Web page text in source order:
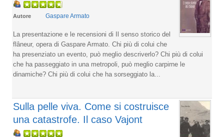
Autore Gaspare Armato
La presentazione e le recensioni di Il senso storico del
flâneur, opera di Gaspare Armato. Chi più di colui che
ha presenziato un evento, può meglio descriverlo? Chi più di colui
che ha passeggiato in una metropoli, può meglio carpirne le
dinamiche? Chi più di colui che ha sorseggiato la...
Sulla pelle viva. Come si costruisce
una catastrofe. Il caso Vajont